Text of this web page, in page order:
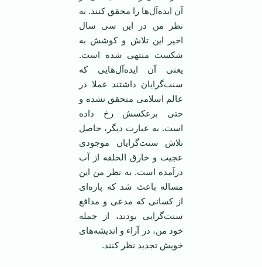
آن ایده‌آل‌ها را محقق كنند. به
نظر من در این سی سال
اخیر این تلاش و كوشش به
شكست منتهی شده است.
یعنی آن ایده‌آل‌هایی كه
سنت‌گرایان داشتند عملا در
عالم اسلامی متحقق نشده و
حتی برعكسش رخ داده
است. به عبارت دیگر، حاصل
تلاش سنت‌گرایان موجودی
عجیب و خارق الخلقه از آب
درآمده است. به نظر من این
مساله باعث شد كه پاره‌ای
از كسانی كه مدعی و مدافع
سنت‌گرایی بودند، از جمله
خود من، در آراء و اندیشه‌های
خویش تجدید نظر كنند.